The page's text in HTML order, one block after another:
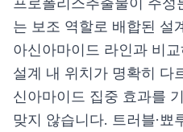
는 보조 역할로 배합된 설
아신아마이드 라인과 비
설계 내 위치가 명확히 다
신아마이드 집중 효과를
맞지 않습니다. 트러블·뾰